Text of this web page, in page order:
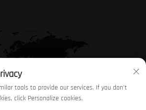
tools to provide our services. If you don't
click Personalize cookies.